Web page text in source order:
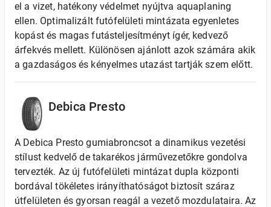
el a vizet, hatékony védelmet nyújtva aquaplaning
ellen. Optimalizált futófelületi mintázata egyenletes
kopást és magas futásteljesítményt ígér, kedvező
árfekvés mellett. Különösen ajánlott azok számára akik
a gazdaságos és kényelmes utazást tartják szem előtt.
Debica Presto
A Debica Presto gumiabroncsot a dinamikus vezetési
stílust kedvelő de takarékos járművezetőkre gondolva
tervezték. Az új futófelületi mintázat dupla központi
bordával tökéletes irányíthatóságot biztosít száraz
útfelületen és gyorsan reagál a vezető mozdulataira. Az